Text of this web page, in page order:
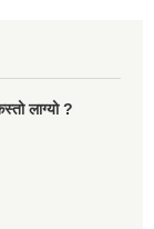
लाग्यो ?